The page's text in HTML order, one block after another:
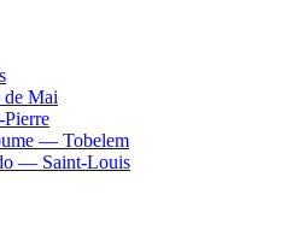
Mai
— Tobelem
— Saint-Louis